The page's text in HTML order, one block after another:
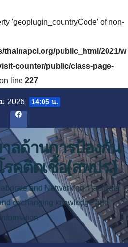
'geoplugin_countryCode' of non-
thainapci.org/public_html/2021/w
counter/public/class-page-
on line 227
2026 14:05 น.
ลด้านการป้องกัน
คติดเชื้อ(สพปร.)
and Networking, Facilitate
exchanging knowledge and